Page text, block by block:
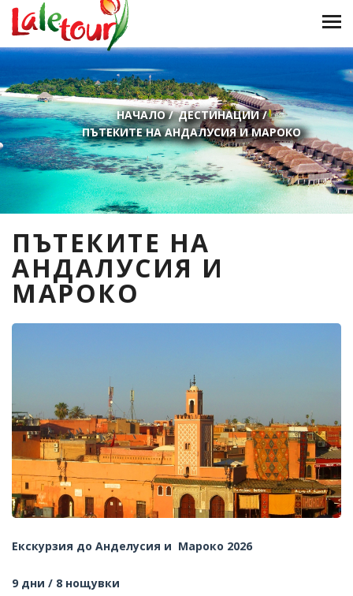
НАЧАЛО/ ДЕСТИНАЦИИ/
ПЪТЕКИТЕ НА АНДАЛУСИЯ И МАРОКО
ПЪТЕКИТЕ НА
АНДАЛУСИЯ И
МАРОКО
Екскурзия до Анделусия и Мароко 2026
9 дни / 8 нощувки